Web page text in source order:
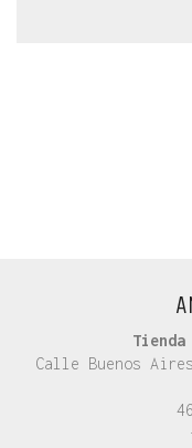
Calle Buenos